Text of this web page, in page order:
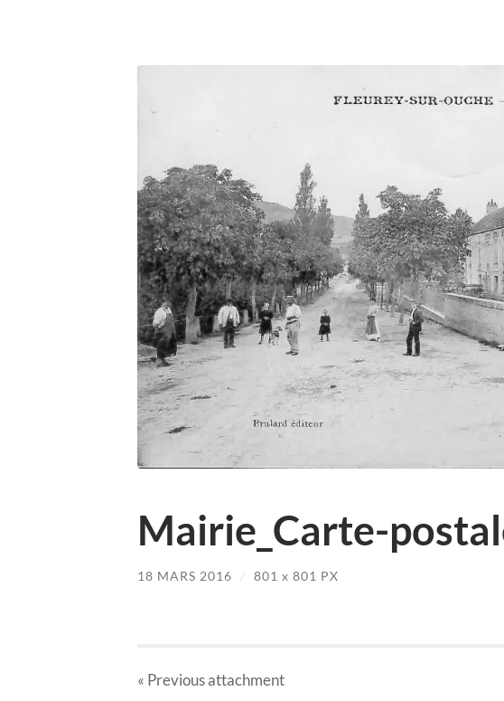
Mairie_Carte-
18 MARS 2016 / 801 x 801 PX
« Previousattachment